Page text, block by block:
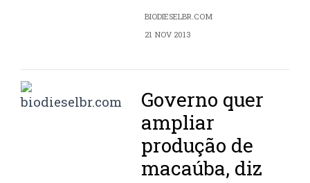
BIODIESELBR.COM
21 NOV 2013
Governo quer
ampliar
produção de
macaúba, diz